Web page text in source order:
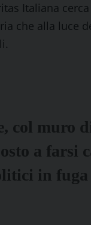
Italiana
che alla luce
col muro
a farsi
in fuga